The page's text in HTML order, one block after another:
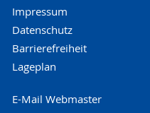
Impressum
Datenschutz
Barrierefreiheit
Lageplan
E-Mail Webmaster